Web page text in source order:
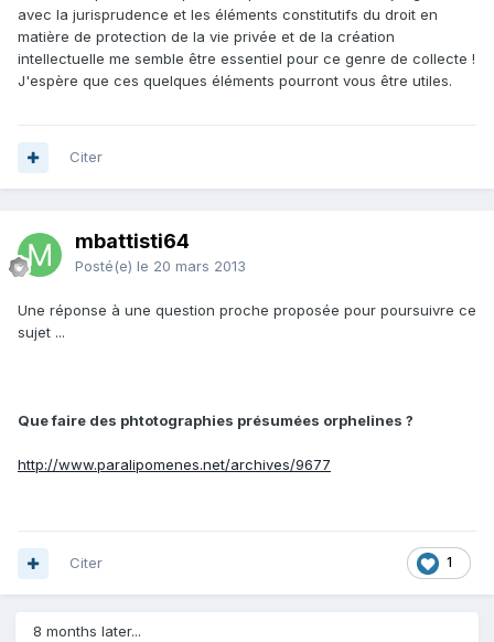
avec la jurisprudence et les éléments constitutifs du droit en
matière de protection de la vie privée et de la création
intellectuelle me semble être essentiel pour ce genre de collecte !
J'espère que ces quelques éléments pourront vous être utiles.
Citer
mbattisti64
Posté(e) le 20 mars 2013
Une réponse à une question proche proposée pour poursuivre ce
sujet ...
Que faire des phtotographies présumées orphelines ?
http://www.paralipomenes.net/archives/9677
1
Citer
8 months later...